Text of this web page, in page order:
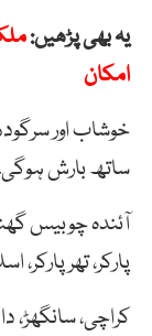
یہ بھی پڑھیں:
امکان
خوشاب اور
ساتھ بارش
آئندہ چوبیس
پارکر، تھر
کراچی، سانگھڑ،